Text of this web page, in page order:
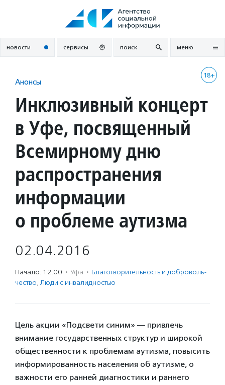
новости сервисы поиск меню
18+
Анонсы
Инклюзивный концерт
в Уфе, посвященный
Всемирному дню
распространения
информации
о проблеме аутизма
02.04.2016
Начало: 12:00 · Уфа · Благотвори­тель­ность и доброволь­
чест­во, Люди с инвалидностью
Цель акции «Подсвети синим» — привлечь
внимание государственных структур и широкой
общественности к проблемам аутизма, повысить
информированность населения об аутизме, о
важности его ранней диагностики и раннего